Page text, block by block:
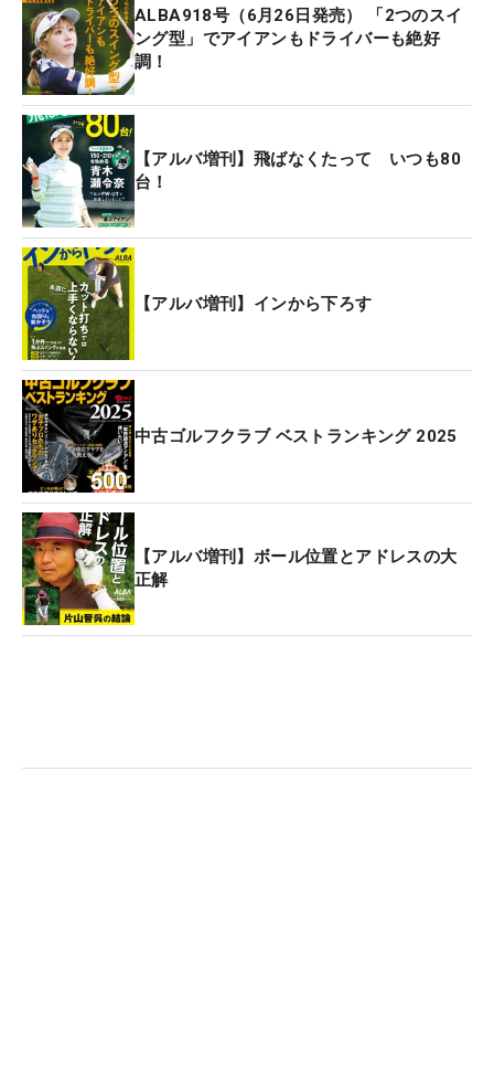
ALBA918号（6月26日発売） 「2つのスイ
ング型」でアイアンもドライバーも絶好
調！
【アルバ増刊】飛ばなくたって いつも80
台！
【アルバ増刊】インから下ろす
中古ゴルフクラブ ベストランキング 2025
【アルバ増刊】ボール位置とアドレスの大
正解